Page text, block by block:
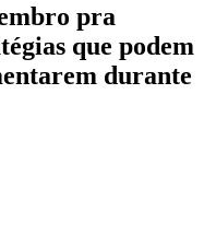
pra
que podem
durante